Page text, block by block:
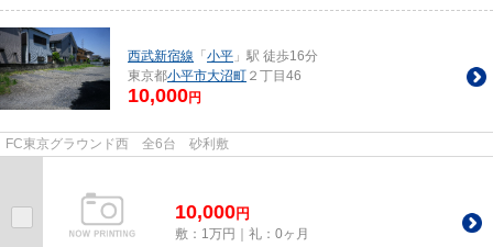
西武新宿線 「 小平 」駅 徒歩16分
東京都小平市大沼町 ２丁目46
10,000円
FC東京グラウンド西 全6台 砂利敷
10,000円
敷：1万円｜礼：0ヶ月